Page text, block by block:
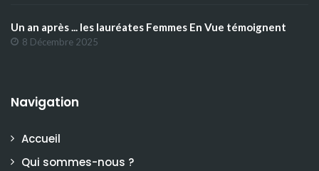
Un an après ... les lauréates Femmes En Vue témoignent
8 Décembre 2025
Navigation
Accueil
Qui sommes-nous ?